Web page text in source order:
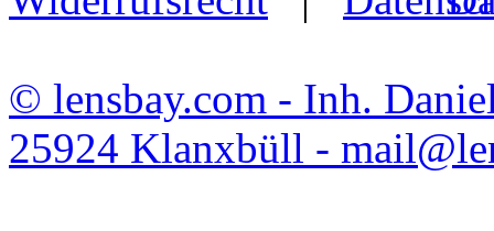
© lensbay.com - Inh.
25924 Klanxbüll -